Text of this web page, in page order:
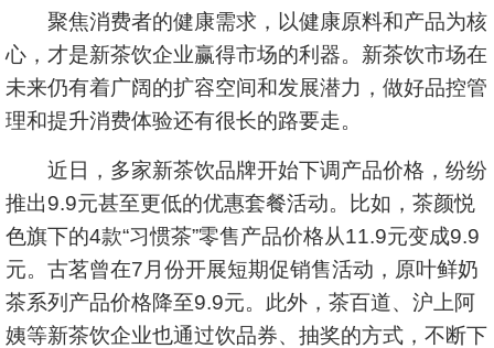
聚焦消费者的健康需求，以健康原料和产品为核
心，才是新茶饮企业赢得市场的利器。新茶饮市场在
未来仍有着广阔的扩容空间和发展潜力，做好品控管
理和提升消费体验还有很长的路要走。
近日，多家新茶饮品牌开始下调产品价格，纷纷
推出9.9元甚至更低的优惠套餐活动。比如，茶颜悦
色旗下的4款“习惯茶”零售产品价格从11.9元变成9.9
元。古茗曾在7月份开展短期促销售活动，原叶鲜奶
茶系列产品价格降至9.9元。此外，茶百道、沪上阿
姨等新茶饮企业也通过饮品券、抽奖的方式，不断下